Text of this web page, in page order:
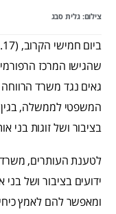
צילום: גלית סבג
שהגישו המרכז
גאים נגד משרד הרווחה
המשפטי לממשלה, בגין
בציבור ושל זוגות בני
לטענת העותרים, משרד
ידועים בציבור ושל בני
ומאפשר להם לאמץ